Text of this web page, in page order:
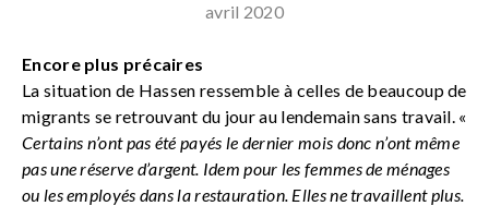
avril 2020
Encore plus précaires
La situation de Hassen ressemble à celles de beaucoup de
migrants se retrouvant du jour au lendemain sans travail. «
Certains n’ont pas été payés le dernier mois donc n’ont même
pas une réserve d’argent. Idem pour les femmes de ménages
ou les employés dans la restauration. Elles ne travaillent plus.